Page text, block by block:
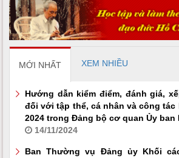
MỚI NHẤT XEM NHIỀU
Hướng dẫn kiểm điểm, đánh giá,
đối với tập thể, cá nhân và công
2024 trong Đảng bộ cơ quan Ủy ban
14/11/2024
Ban Thường vụ Đảng ủy Khối